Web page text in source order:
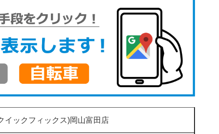
イックフィックス)岡山富田店